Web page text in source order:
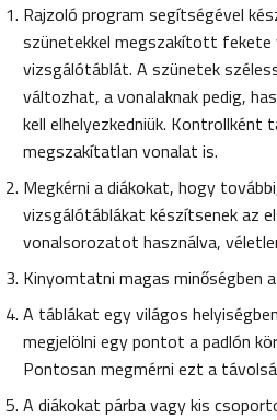
Rajzoló program segítségével
szünetekkel megszakított fekete
vizsgálótáblát. A szünetek
változhat, a vonalaknak pedig,
kell elhelyezkedniük.
megszakítatlan vonalat is.
Megkérni a diákokat, hogy
vizsgálótáblákat készítsenek az
vonalsorozatot használva,
Kinyomtatni magas minőségben
A táblákat egy világos
megjelölni egy pontot a padlón
Pontosan megmérni ezt a
A diákokat párba vagy kis